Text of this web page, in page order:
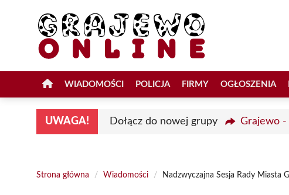
WIADOMOŚCI POLICJA FIRMY OGŁOSZENIA
UWAGA! Dołącz do nowej grupy Grajewo -
Strona główna / Wiadomości / Nadzwyczajna Sesja Rady Miasta